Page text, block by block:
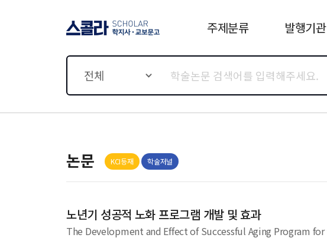
주제분류 발행기관
전체
논문 KCI등재 학술저널
노년기 성공적 노화 프로그램 개발 및 효과
The Development and Effect of Successful Aging Program